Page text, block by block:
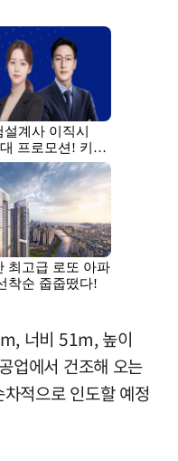
너비 51m, 높이
업에서 건조해 오는
적으로 인도할 예정